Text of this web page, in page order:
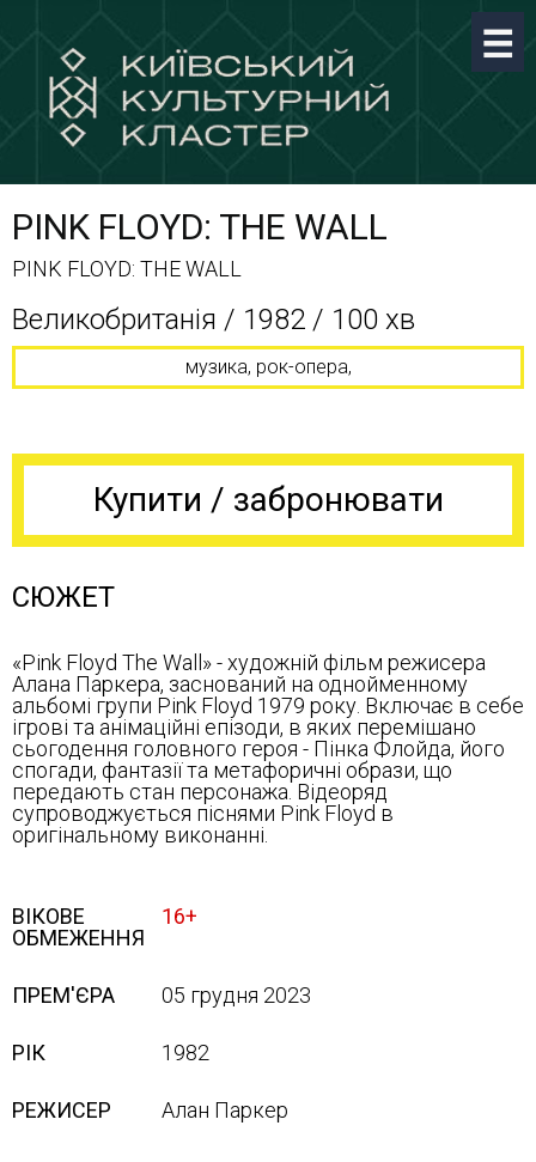
PINK FLOYD: THE WALL
PINK FLOYD: THE WALL
Великобританія / 1982 / 100 хв
музика, рок-опера,
Купити / забронювати
СЮЖЕТ
«Pink Floyd The Wall» - художній фільм режисера
Алана Паркера, заснований на однойменному
альбомі групи Pink Floyd 1979 року. Включає в себе
ігрові та анімаційні епізоди, в яких перемішано
сьогодення головного героя - Пінка Флойда, його
спогади, фантазії та метафоричні образи, що
передають стан персонажа. Відеоряд
супроводжується піснями Pink Floyd в
оригінальному виконанні.
ВІКОВЕ
ОБМЕЖЕННЯ
16+
ПРЕМ'ЄРА 05 грудня 2023
РІК 1982
РЕЖИСЕР Алан Паркер